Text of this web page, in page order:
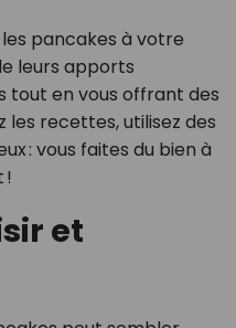
pancakes à votre
leurs apports
tout en vous offrant des
les recettes, utilisez des
: vous faites du bien à
!
et